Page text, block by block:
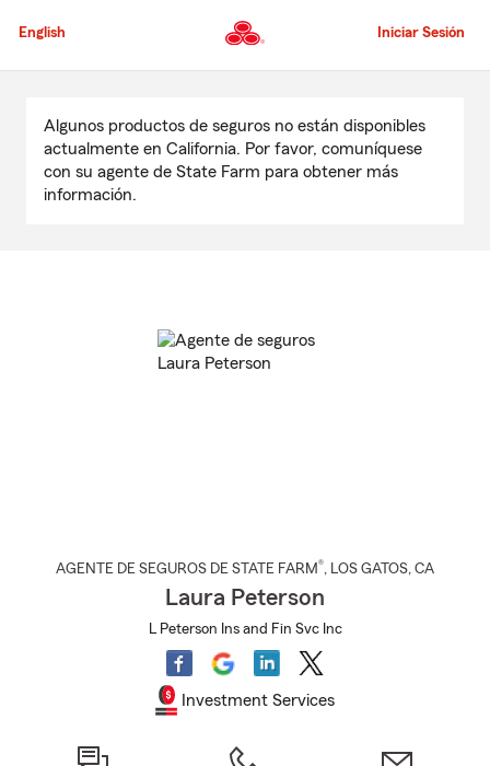
al
principal
English Iniciar Sesión
contenido
principal
Algunos productos de seguros no están disponibles
actualmente en California. Por favor, comuníquese
con su agente de State Farm para obtener más
información.
AGENTE DE SEGUROS DE STATE FARM®, LOS GATOS, CA
Laura Peterson
L Peterson Ins and Fin Svc Inc
Investment Services